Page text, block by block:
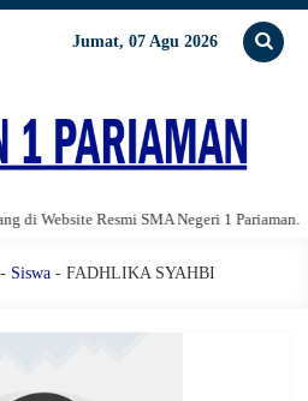
Jumat, 07 Agu 2026
Website Resmi SMA Negeri 1 Pariaman.
- Siswa - FADHLIKA SYAHBI